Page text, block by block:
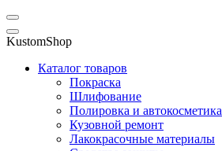
KustomShop
Каталог товаров
Покраска
Шлифование
Полировка и автокосметика
Кузовной ремонт
Лакокрасочные материалы